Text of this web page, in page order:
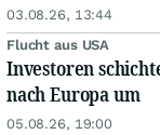
03.08.26, 13:44
Flucht aus USA
Investoren
nach Europa um
05.08.26, 19:00